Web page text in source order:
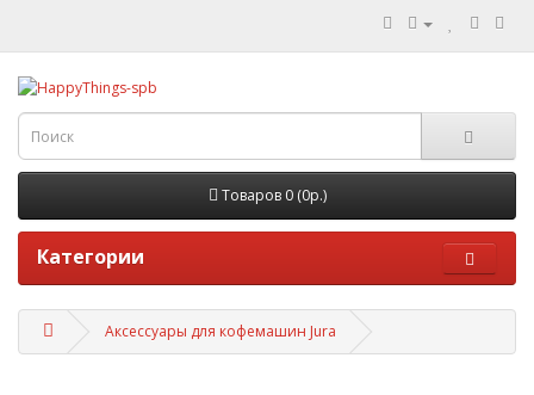
Товаров 0 (0р.)
Категории
Аксессуары для кофемашин Jura